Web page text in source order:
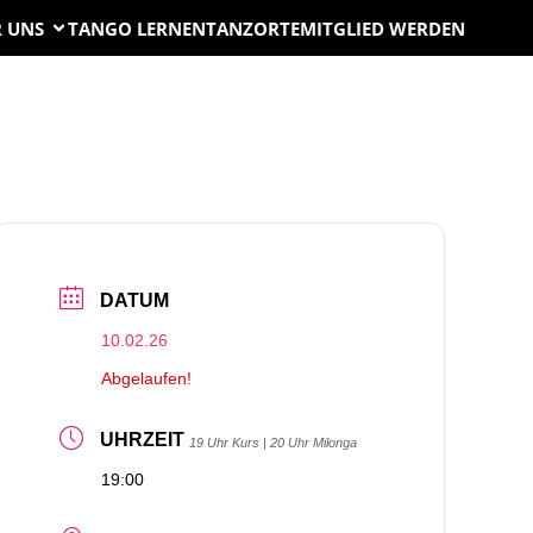
UNS TANGO LERNENTANZORTEMITGLIED WERDEN
DATUM
10.02.26
Abgelaufen!
UHRZEIT 19 Uhr Kurs | 20 Uhr Milonga
19:00